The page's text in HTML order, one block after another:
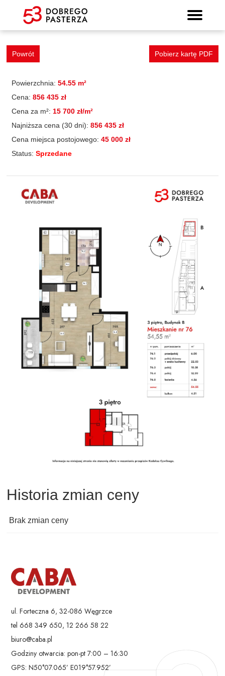
Mieszkanie 76
Wyszukiwarka mieszkań
Powrót Pobierz kartę PDF
Powierzchnia: 54.55 m²
Cena: 856 435 zł
Cena za m²: 15 700 zł/m²
Najniższa cena (30 dni): 856 435 zł
Cena miejsca postojowego: 45 000 zł
Status: Sprzedane
Historia zmian ceny
Brak zmian ceny
ul. Forteczna 6, 32-086 Węgrzce
tel 668 349 650, 12 266 58 22
biuro@caba.pl
Godziny otwarcia: pon-pt 7:00 – 16:30
GPS: N50°07.065’ E019°57.952’